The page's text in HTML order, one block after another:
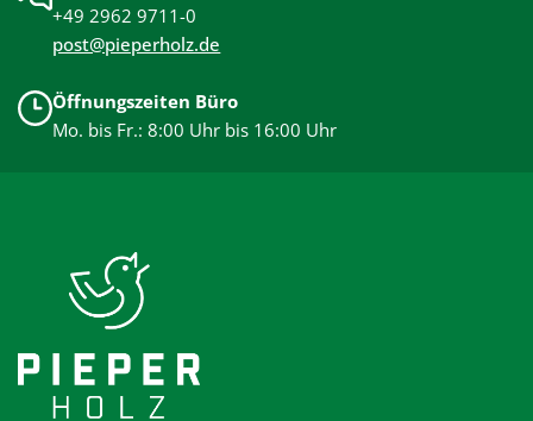
+49 2962 9711-0
post@pieperholz.de
Öffnungszeiten Büro
Mo. bis Fr.: 8:00 Uhr bis 16:00 Uhr